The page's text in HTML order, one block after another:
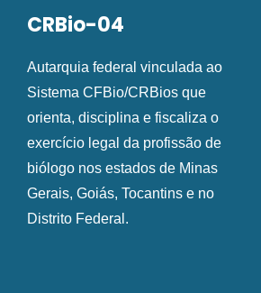
CRBio-04
Autarquia federal vinculada ao
Sistema CFBio/CRBios que
orienta, disciplina e fiscaliza o
exercício legal da profissão de
biólogo nos estados de Minas
Gerais, Goiás, Tocantins e no
Distrito Federal.